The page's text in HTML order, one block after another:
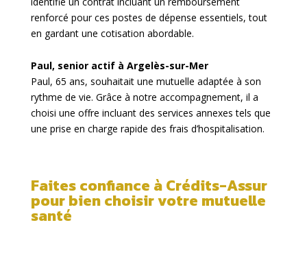
renforcé pour ces postes de dépense essentiels, tout
en gardant une cotisation abordable.
Paul, senior actif à Argelès-sur-Mer
Paul, 65 ans, souhaitait une mutuelle adaptée à son
rythme de vie. Grâce à notre accompagnement, il a
choisi une offre incluant des services annexes tels que
une prise en charge rapide des frais d’hospitalisation.
Faites confiance àCrédits-Assur
pour bien choisir votre mutuelle
santé